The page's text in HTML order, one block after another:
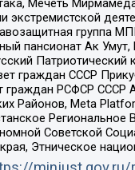
Мечеть
экстремистской
группа
пансионат Ак
граждан СССР
граждан РСФСР СССР
Районов, Meta
Советской
Этническое